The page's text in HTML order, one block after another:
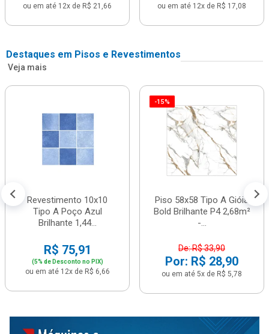
ou em até 12x de R$ 21,66 ou em até 12x de R$ 17,08
Destaques em Pisos e Revestimentos
Veja mais
Revestimento 10x10
Tipo A Poço Azul
Brilhante 1,44...
R$ 75,91
(5% de Desconto no PIX)
ou em até 12x de R$ 6,66
-15%
Piso 58x58 Tipo A Gióia
Bold Brilhante P4 2,68m²
-...
De: R$ 33,90
Por: R$ 28,90
ou em até 5x de R$ 5,78